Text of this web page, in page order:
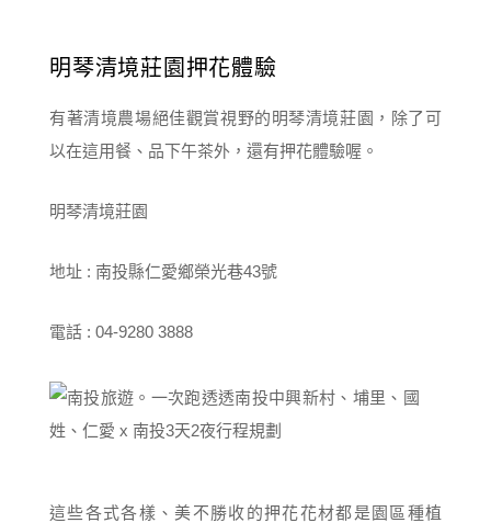
明琴清境莊園押花體驗
有著清境農場絕佳觀賞視野的明琴清境莊園，除了可
以在這用餐、品下午茶外，還有押花體驗喔。
明琴清境莊園
地址 : 南投縣仁愛鄉榮光巷43號
電話 : 04-9280 3888
這些各式各樣、美不勝收的押花花材都是園區種植